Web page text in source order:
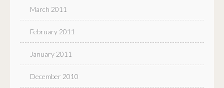
March 2011
February 2011
January 2011
December 2010